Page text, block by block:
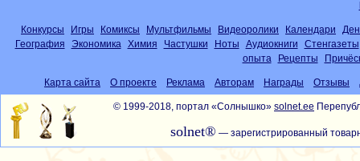
Конкурсы Игры Комиксы Мультфильмы Видеоролики Календари
География
Экономика Химия Частушки Ноты Аудиокниги
Стенгазеты
опыта
Рецепты
Карта сайта О проекте Реклама Авторам Награды Отзывы
© 1999-2018, портал «Солнышко» solnet.ee
solnet® — зарегистрированный